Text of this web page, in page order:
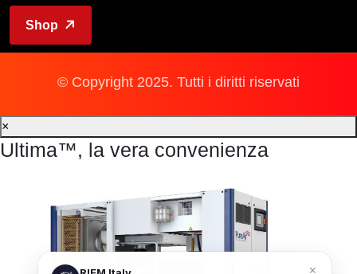
Shop
© Copyright 2025. Tutti i diritti riservati
×
×
Ultima™, la vera convenienza